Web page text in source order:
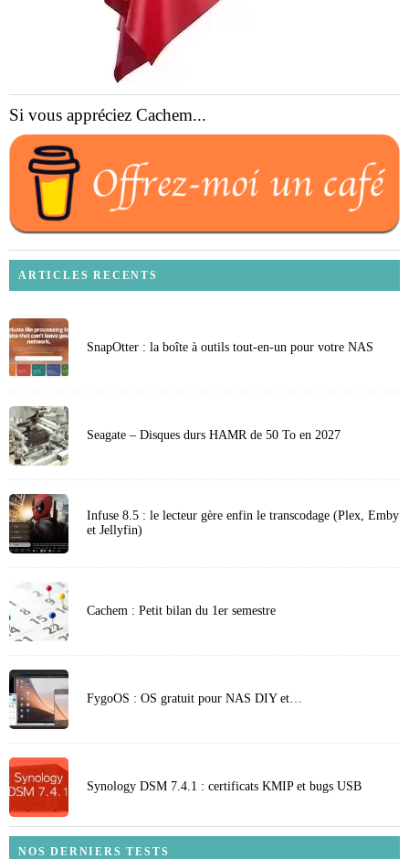
Si vous appréciez Cachem...
ARTICLES RECENTS
SnapOtter : la boîte à outils tout-en-un pour votre NAS
Seagate – Disques durs HAMR de 50 To en 2027
Infuse 8.5 : le lecteur gère enfin le transcodage (Plex, Emby
et Jellyfin)
Cachem : Petit bilan du 1er semestre
FygoOS : OS gratuit pour NAS DIY et…
Synology DSM 7.4.1 : certificats KMIP et bugs USB
NOS DERNIERS TESTS